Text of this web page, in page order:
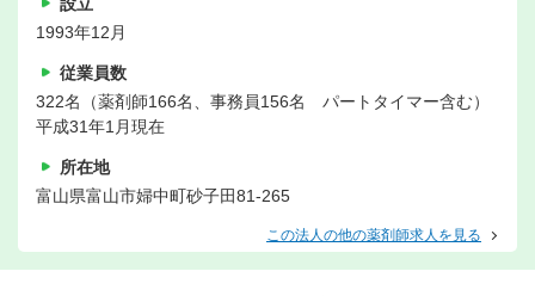
設立
1993年12月
従業員数
322名（薬剤師166名、事務員156名 パートタイマー含む）
平成31年1月現在
所在地
富山県富山市婦中町砂子田81-265
この法人の他の薬剤師求人を見る